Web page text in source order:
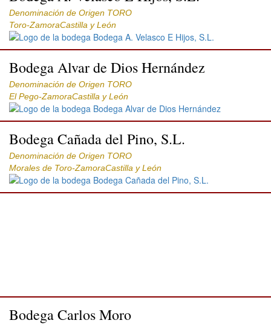
Denominación de Origen TORO
Toro-ZamoraCastilla y León
Bodega Alvar de Dios Hernández
Denominación de Origen TORO
El Pego-ZamoraCastilla y León
Bodega Cañada del Pino, S.L.
Denominación de Origen TORO
Morales de Toro-ZamoraCastilla y León
Bodega Carlos Moro